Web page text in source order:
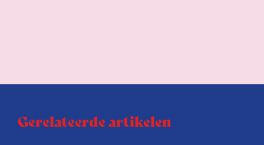
Gerelateerde artikelen